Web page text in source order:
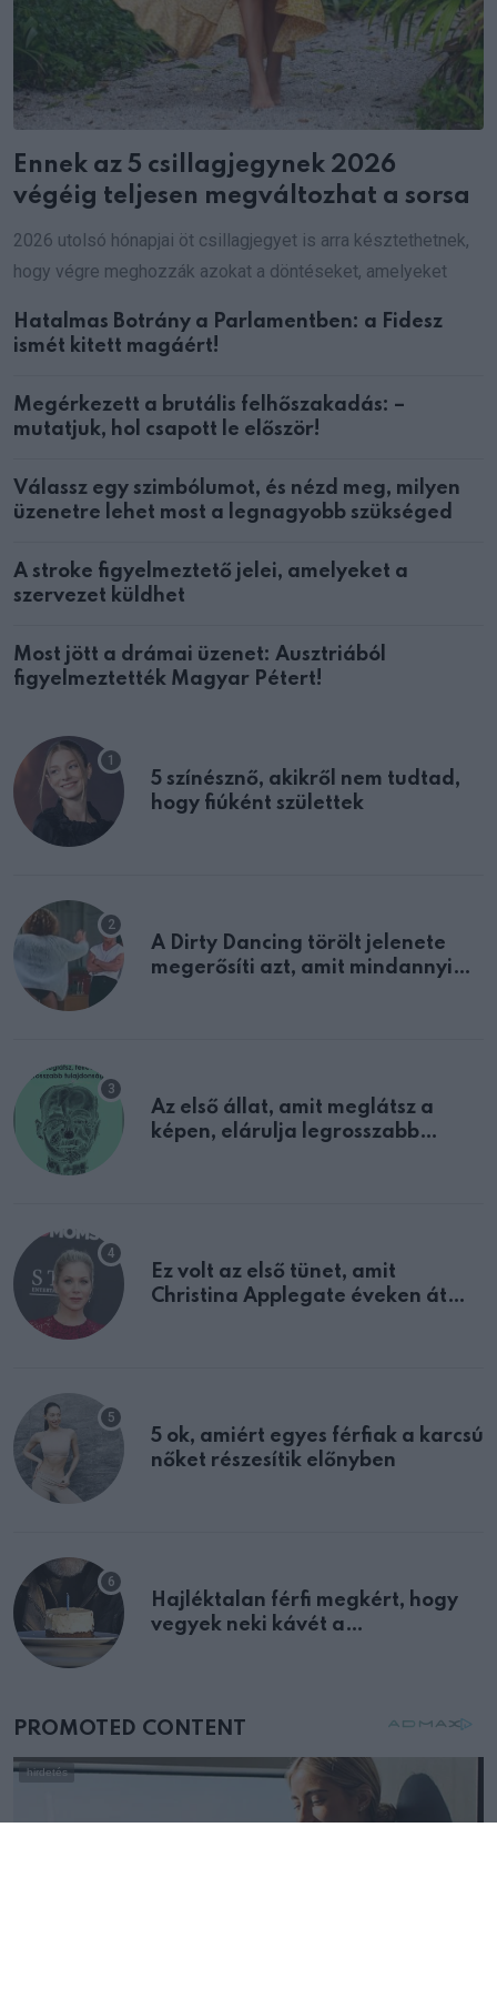
Ennek az 5 csillagjegynek 2026
végéig teljesen megváltozhat a sorsa
2026 utolsó hónapjai öt csillagjegyet is arra késztethetnek,
hogy végre meghozzák azokat a döntéseket, amelyeket
Hatalmas Botrány a Parlamentben: a Fidesz
ismét kitett magáért!
Megérkezett a brutális felhőszakadás: –
mutatjuk, hol csapott le először!
Válassz egy szimbólumot, és nézd meg, milyen
üzenetre lehet most a legnagyobb szükséged
A stroke figyelmeztető jelei, amelyeket a
szervezet küldhet
Most jött a drámai üzenet: Ausztriából
figyelmeztették Magyar Pétert!
5 színésznő, akikről nem tudtad,
hogy fiúként születtek
A Dirty Dancing törölt jelenete
megerősíti azt, amit mindannyian
Az első állat, amit meglátsz a
képen, elárulja legrosszabb
Ez volt az első tünet, amit
Christina Applegate éveken át
5 ok, amiért egyes férfiak a karcsú
nőket részesítik előnyben
Hajléktalan férfi megkért, hogy
vegyek neki kávét a